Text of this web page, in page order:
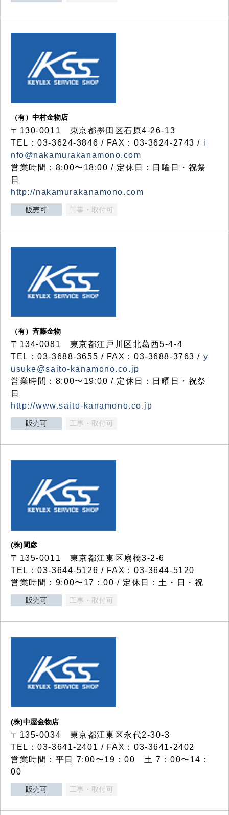
（有）中村金物店
〒130-0011 東京都墨田区石原4-26-13
TEL：03-3624-3846 / FAX：03-3624-2743 / i
nfo@nakamurakanamono.com
営業時間：8:00〜18:00 / 定休日：日曜日・祝祭
日
http://nakamurakanamono.com
販売可 工事・取付可
（有）斉藤金物
〒134-0081 東京都江戸川区北葛西5-4-4
TEL：03-3688-3655 / FAX：03-3688-3763 / y
usuke@saito-kanamono.co.jp
営業時間：8:00〜19:00 / 定休日：日曜日・祝祭
日
http://www.saito-kanamono.co.jp
販売可 工事・取付可
(株)間彦
〒135-0011 東京都江東区扇橋3-2-6
TEL：03-3644-5126 / FAX：03-3644-5120
営業時間：9:00〜17：00 / 定休日：土・日・祝
販売可 工事・取付可
(株)中屋金物店
〒135-0034 東京都江東区永代2-30-3
TEL：03-3641-2401 / FAX：03-3641-2402
営業時間：平日 7:00〜19：00 土 7：00〜14：
00
販売可 工事・取付可